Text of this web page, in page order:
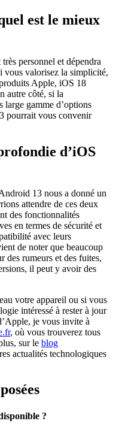
est le mieux
personnel et dépendra
vous valorisez la simplicité,
Apple, iOS 18
autre côté, si la
gamme d’options
pourrait vous convenir
d’iOS
13 nous a donné un
attendre de ces deux
des fonctionnalités
en termes de sécurité et
avec leurs
de noter que beaucoup
des rumeurs et des fuites,
il peut y avoir des
votre appareil ou si vous
intéressé à rester à jour
je vous invite à
, où vous trouverez tous
sur le blog
actualités technologiques
?